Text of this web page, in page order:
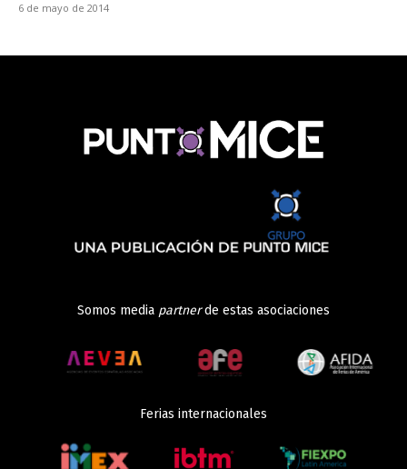
6 de mayo de 2014
Somos media partnerde estas asociaciones
Ferias internacionales